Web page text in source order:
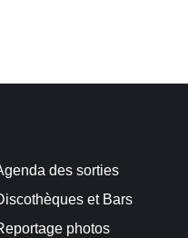
des sorties
et Bars
photos